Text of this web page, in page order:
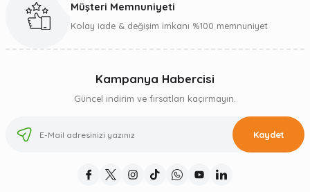
Müşteri Memnuniyeti
Kolay iade & değişim imkanı %100 memnuniyet
Kampanya Habercisi
Güncel indirim ve fırsatları kaçırmayın.
Kaydet